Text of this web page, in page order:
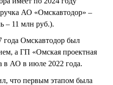
АО «Омскавтодор» –
– 11 млн руб.).
года Омскавтодор был
а ГП «Омская проектная
в АО в июле 2022 года.
что первым этапом была